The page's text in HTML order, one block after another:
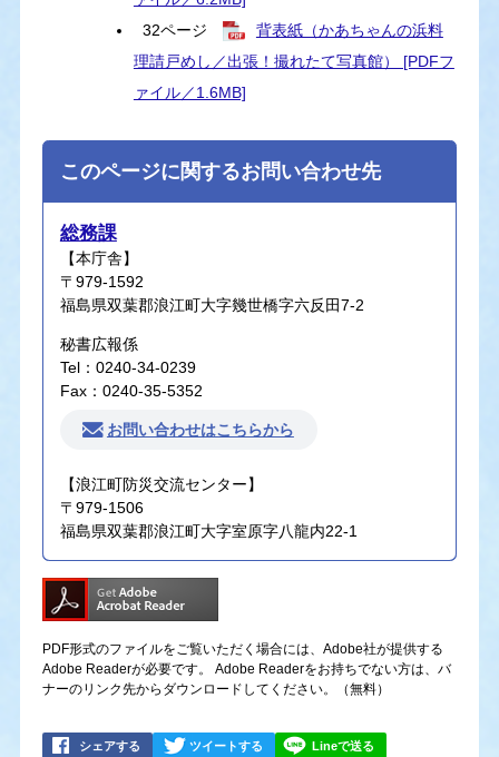
32ページ
背表紙（かあちゃんの浜料
理請戸めし／出張！撮れたて写真館） [PDFフ
ァイル／1.6MB]
このページに関するお問い合わせ先
総務課
【本庁舎】
〒979-1592
福島県双葉郡浪江町大字幾世橋字六反田7-2
秘書広報係
Tel：0240-34-0239
Fax：0240-35-5352
お問い合わせはこちらから
【浪江町防災交流センター】
〒979-1506
福島県双葉郡浪江町大字室原字八龍内22-1
PDF形式のファイルをご覧いただく場合には、Adobe社が提供する
Adobe Readerが必要です。
Adobe Readerをお持ちでない方は、バ
ナーのリンク先からダウンロードしてください。（無料）
シェアする ツイートする Lineで送る